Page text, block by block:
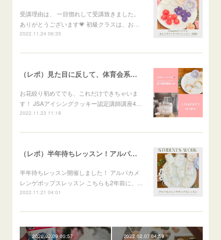
受講理由は、 一目惚れして受講致きました。
ありがとうございます💗 初級クラスは、お…
2022.11.24 06:35
（レポ）見た目に反して、体育会系な回（笑）
お花絞り初めてでも、これだけできちゃいま
す！ JSAアイシングクッキー認定講師講座4…
2022.11.23 11:18
（レポ）半年待ちレッスン！アルパカメレンゲポップス
半年待ちレッスン開催しました！ アルパカメ
レンゲポップスレッスン こちらも2年前に、…
2022.11.21 04:01
2022.02.09 00:57 2022.02.07 04:59